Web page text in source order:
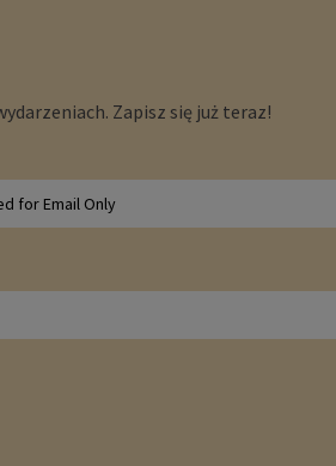
Zapisz się już teraz!